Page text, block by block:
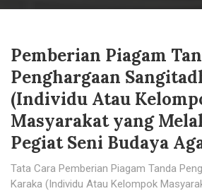
Pemberian Piagam
Penghargaan
(Individu Atau
Masyarakat yang
Pegiat Seni Budaya
Tata Cara Pemberian Piagam Tanda
Karaka (Individu Atau Kelompok